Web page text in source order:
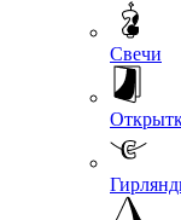
Свечи